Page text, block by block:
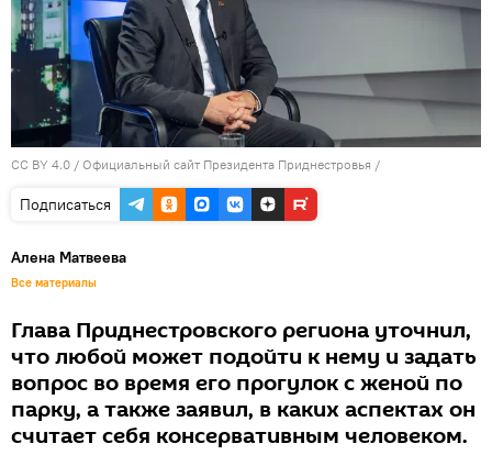
CC BY 4.0 / Официальный сайт Президента Приднестровья /
Подписаться
Алена Матвеева
Все материалы
Глава Приднестровского региона уточнил,
что любой может подойти к нему и задать
вопрос во время его прогулок с женой по
парку, а также заявил, в каких аспектах он
считает себя консервативным человеком.